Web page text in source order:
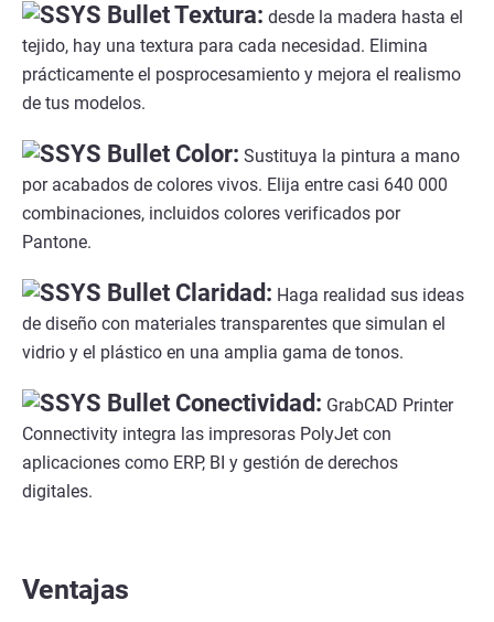
Textura: desde la madera hasta el
tejido, hay una textura para cada necesidad. Elimina
prácticamente el posprocesamiento y mejora el realismo
de tus modelos.
Color: Sustituya la pintura a mano
por acabados de colores vivos. Elija entre casi 640 000
combinaciones, incluidos colores verificados por
Pantone.
Claridad: Haga realidad sus ideas
de diseño con materiales transparentes que simulan el
vidrio y el plástico en una amplia gama de tonos.
Conectividad: GrabCAD Printer
Connectivity integra las impresoras PolyJet con
aplicaciones como ERP, BI y gestión de derechos
digitales.
Ventajas